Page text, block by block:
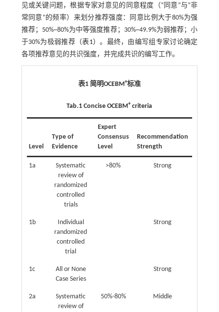
见或关键问题，根据专家对意见的同意程度（“同意”与“非
常同意”的频率）来划分推荐强度：同意比例大于80%为强
推荐；50%~80%为中等强度推荐；30%~49.9%为弱推荐；小
于30%为极弱推荐（表1）。最终，由编写组专家讨论确定
各项推荐意见的共识强度，并完成共识的编写工作。
表1 简明OCEBM+标准
Tab.1 Concise OCEBM+ criteria
Level
Type of
Evidence
Expert
Consensus
Level
Recommendation
Strength
1a
Systematic
review of
randomized
controlled
trials
>80% Strong
1b
Individual
randomized
controlled
trial
Strong
1c
All or None
Case Series
Strong
2a
Systematic
review of
50%-80% Middle